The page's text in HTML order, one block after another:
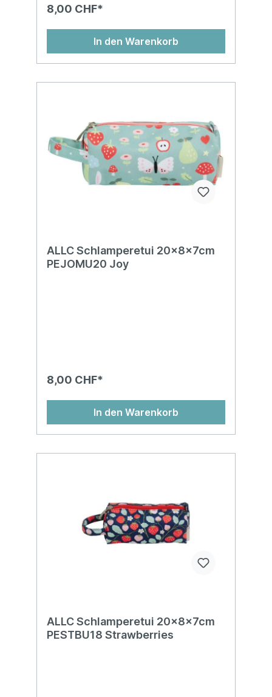
8,00 CHF*
In den Warenkorb
ALLC Schlamperetui 20x8x7cm
PEJOMU20 Joy
8,00 CHF*
In den Warenkorb
ALLC Schlamperetui 20x8x7cm
PESTBU18 Strawberries